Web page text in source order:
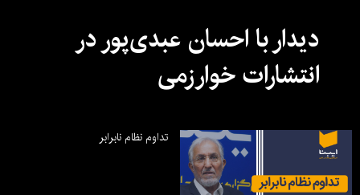
دیدار با احسان عبدی‌پور در
انتشارات خوارزمی
تداوم نظام نابرابر